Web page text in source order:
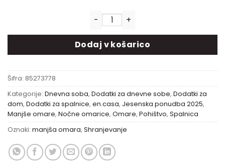
Stranski regal Vågå |
Dodaj v košarico
Šifra: 85273778
Kategorije: Dnevna soba, Dodatki za dnevne sobe, Dodatki za
dom, Dodatki za spalnice, en.casa, Jesenska ponudba 2025,
Manjše omare, Nočne omarice, Omare, Pohištvo, Spalnica
Oznaki: manjša omara, Shranjevanje